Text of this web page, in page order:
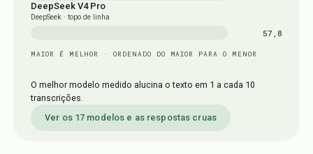
DeepSeek V4 Pro
DeepSeek · topo de linha
57,8
MAIOR É MELHOR · ORDENADO DO MAIOR PARA O MENOR
O melhor modelo medido alucina o texto em 1 a cada 10
transcrições.
Ver os 17 modelos e as respostas cruas